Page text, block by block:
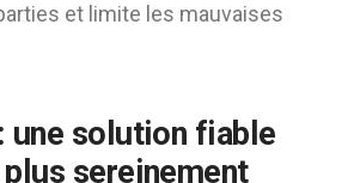
et limite les mauvaises
une solution fiable
sereinement